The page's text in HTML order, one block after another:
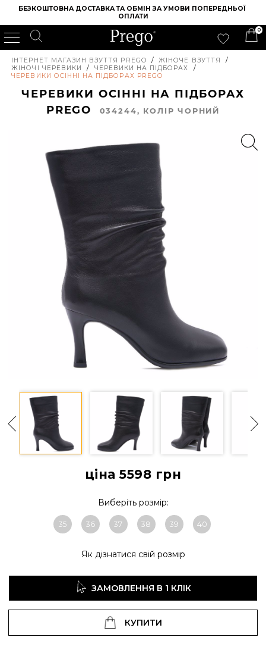
БЕЗКОШТОВНА ДОСТАВКА ТА ОБМІН ЗА УМОВИ ПОПЕРЕДНЬОЇ
ОПЛАТИ
0
ІНТЕРНЕТ МАГАЗИН ВЗУТТЯ PREGO / ЖІНОЧЕ ВЗУТТЯ
/
ЖІНОЧІ ЧЕРЕВИКИ
/ ЧЕРЕВИКИ НА ПІДБОРАХ
/
ЧЕРЕВИКИ ОСІННІ НА ПІДБОРАХ PREGO
ЧЕРЕВИКИ ОСІННІ НА ПІДБОРАХ
PREGO
034244, КОЛIР ЧОРНИЙ
ціна 5598 грн
Виберіть розмір:
35 36 37 38 39 40
Як дізнатися свій розмір
ЗАМОВЛЕННЯ В 1 КЛІК
КУПИТИ